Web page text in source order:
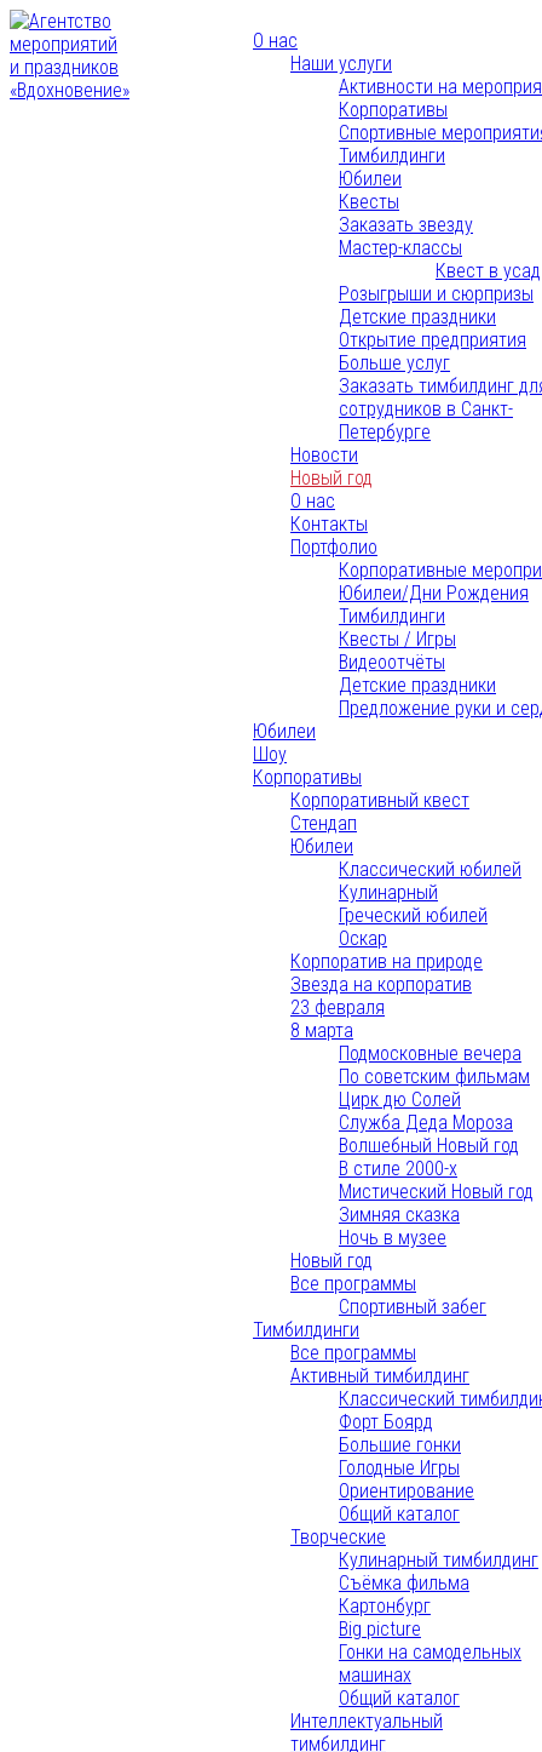
О нас
Наши услуги
Активности на
Корпоративы
Спортивные
Тимбилдинги
Юбилеи
Квесты
Заказать звезду
Мастер-классы
Квест в
Розыгрыши и сюрпризы
Детские праздники
Открытие предприятия
Больше услуг
Заказать тимбилдинг
сотрудников в Санкт-
Петербурге
Новости
Новый год
О нас
Контакты
Портфолио
Корпоративные
Юбилеи/Дни Рождения
Тимбилдинги
Квесты / Игры
Видеоотчёты
Детские праздники
Предложение руки и
Юбилеи
Шоу
Корпоративы
Корпоративный квест
Стендап
Юбилеи
Классический юбилей
Кулинарный
Греческий юбилей
Оскар
Корпоратив на природе
Звезда на корпоратив
23 февраля
8 марта
Подмосковные вечера
По советским фильмам
Цирк дю Солей
Служба Деда Мороза
Волшебный Новый год
В стиле 2000-х
Мистический Новый год
Зимняя сказка
Ночь в музее
Новый год
Все программы
Спортивный забег
Тимбилдинги
Все программы
Активный тимбилдинг
Классический
Форт Боярд
Большие гонки
Голодные Игры
Ориентирование
Общий каталог
Творческие
Кулинарный тимбилдинг
Съёмка фильма
Картонбург
Big picture
Гонки на самодельных
машинах
Общий каталог
Интеллектуальный
тимбилдинг